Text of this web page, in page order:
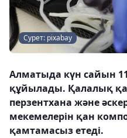
Сурет: pixabay
Алматыда күн сайын
құйылады. Қалалық
перзентхана және
мекемелерін қан
қамтамасыз етеді.